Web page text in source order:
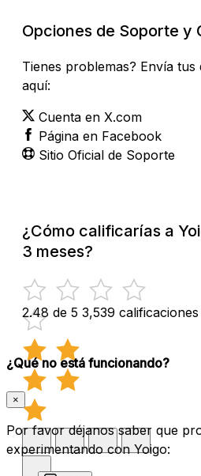
Opciones de Soporte y
Tienes problemas? Envía
aquí:
Cuenta en X.com
Página en Facebook
Sitio Oficial de Soporte
¿Cómo calificarías a
3 meses?
2.48 de 5 3,539 calificaciones
¿Qué no está funcionando?
×
Por favor déjanos saber que
experimentando con Yoigo: